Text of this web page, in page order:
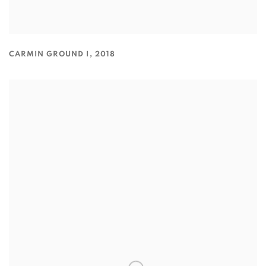
CARMIN GROUND I , 2018